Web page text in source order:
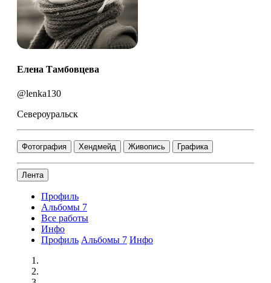
Елена Тамбовцева
@lenka130
Североуральск
Фотография Хендмейд Живопись Графика
Лента
Профиль
Альбомы 7
Все работы
Инфо
Профиль Альбомы 7 Инфо